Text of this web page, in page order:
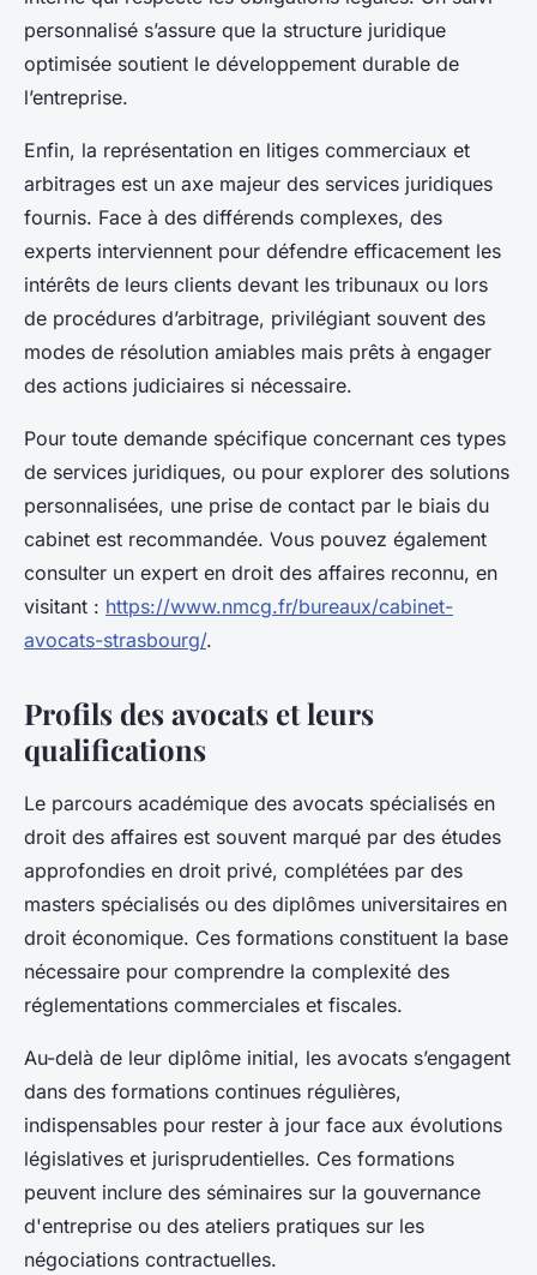
personnalisé s’assure que la structure juridique
optimisée soutient le développement durable de
l’entreprise.
Enfin, la représentation en litiges commerciaux et
arbitrages est un axe majeur des services juridiques
fournis. Face à des différends complexes, des
experts interviennent pour défendre efficacement les
intérêts de leurs clients devant les tribunaux ou lors
de procédures d’arbitrage, privilégiant souvent des
modes de résolution amiables mais prêts à engager
des actions judiciaires si nécessaire.
Pour toute demande spécifique concernant ces types
de services juridiques, ou pour explorer des solutions
personnalisées, une prise de contact par le biais du
cabinet est recommandée. Vous pouvez également
consulter un expert en droit des affaires reconnu, en
visitant : https://www.nmcg.fr/bureaux/cabinet-
avocats-strasbourg/.
Profils des avocats et leurs
qualifications
Le parcours académique des avocats spécialisés en
droit des affaires est souvent marqué par des études
approfondies en droit privé, complétées par des
masters spécialisés ou des diplômes universitaires en
droit économique. Ces formations constituent la base
nécessaire pour comprendre la complexité des
réglementations commerciales et fiscales.
Au-delà de leur diplôme initial, les avocats s’engagent
dans des formations continues régulières,
indispensables pour rester à jour face aux évolutions
législatives et jurisprudentielles. Ces formations
peuvent inclure des séminaires sur la gouvernance
d'entreprise ou des ateliers pratiques sur les
négociations contractuelles.